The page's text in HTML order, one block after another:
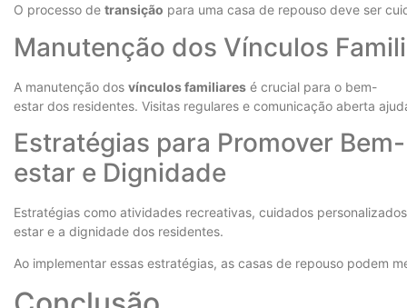
O processo de transição para uma casa de repouso deve ser
Manutenção dos Vínculos
A manutenção dos vínculos familiares é crucial para o bem-
estar dos residentes. Visitas regulares e comunicação aberta
Estratégias para Promover Bem-
estar e Dignidade
Estratégias como atividades recreativas, cuidados
estar e a dignidade dos residentes.
Ao implementar essas estratégias, as casas de repouso podem